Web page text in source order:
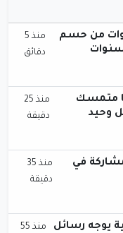
من حسم
سنوات
منذ 5
دقائق
متمسك
وحيد
منذ 25
دقيقة
في
منذ 35
دقيقة
يوجه رسائل
منذ 55